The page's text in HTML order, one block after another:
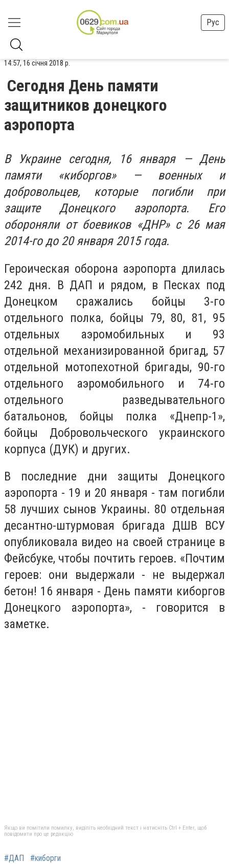
Рус
14:57, 16 січня 2018 р.
Сегодня День памяти
защитников донецкого
аэропорта
В Украине сегодня, 16 января — День
памяти «киборгов» — военных и
добровольцев, которые погибли при
защите Донецкого аэропорта. Его
обороняли от боевиков «ДНР» с 26 мая
2014-го до 20 января 2015 года.
Героическая оборона аэропорта длилась
242 дня. В ДАП и рядом, в Песках под
Донецком сражались бойцы 3-го
отдельного полка, бойцы 79, 80, 81, 95
отдельных аэромобильных и 93
отдельной механизированной бригад, 57
отдельной мотопехотной бригады, 90-го
отдельного аэромобильного и 74-го
отдельного разведывательного
батальонов, бойцы полка «Днепр-1»,
бойцы Добровольческого украинского
корпуса (ДУК) и других.
В последние дни защиты Донецкого
аэропорта - 19 и 20 января - там погибли
58 лучших сынов Украины. 80 отдельная
десантно-штурмовая бригада ДШВ ВСУ
опубликовала видео на своей странице в
Фейсбуке, чтобы почтить героев. «Почтим
героев: они выдержали - не выдержал
бетон! 16 января - День памяти киборгов
Донецкого аэропорта», - говорится в
заметке.
Якщо ви помітили помилку, виділіть необхідний текст і натисніть Ctrl + Enter, щоб
повідомити про це редакцію
#ДАП #киборги